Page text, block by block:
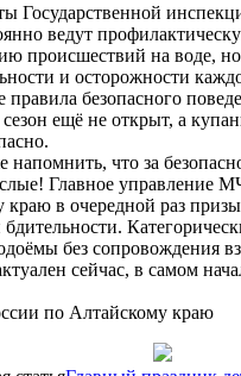
Государственной
ведут
происшествий на воде, но
и осторожности
правила безопасного
ещё не открыт, а
напомнить, что за
Главное управление
краю в очередной раз
без сопровождения
сейчас, в самом
по Алтайскому краю